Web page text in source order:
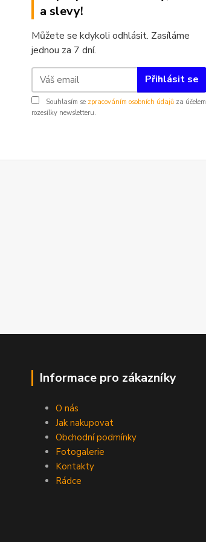
a slevy!
Můžete se kdykoli odhlásit. Zasíláme
jednou za 7 dní.
Přihlásit se
Souhlasím se zpracováním osobních údajů za účelem
rozesílky newsletteru.
Informace pro zákazníky
O nás
Jak nakupovat
Obchodní podmínky
Fotogalerie
Kontakty
Rádce